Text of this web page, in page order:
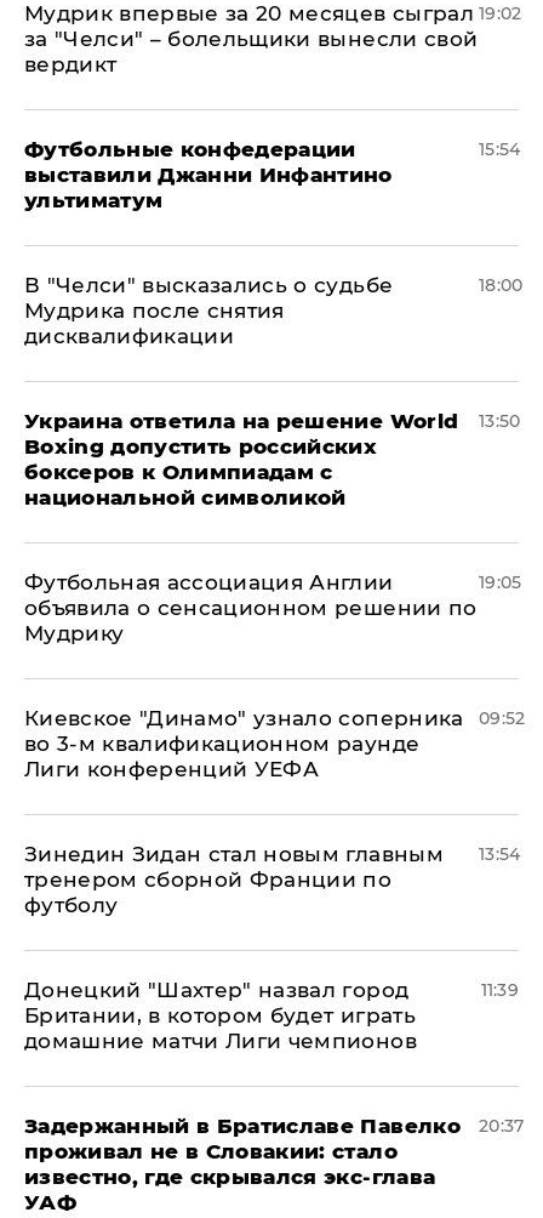
Мудрик впервые за 20 месяцев сыграл
за "Челси" – болельщики вынесли свой
вердикт
19:02
Футбольные конфедерации
выставили Джанни Инфантино
ультиматум
15:54
В "Челси" высказались о судьбе
Мудрика после снятия
дисквалификации
18:00
Украина ответила на решение World
Boxing допустить российских
боксеров к Олимпиадам с
национальной символикой
13:50
Футбольная ассоциация Англии
объявила о сенсационном решении по
Мудрику
19:05
Киевское "Динамо" узнало соперника
во 3-м квалификационном раунде
Лиги конференций УЕФА
09:52
Зинедин Зидан стал новым главным
тренером сборной Франции по
футболу
13:54
Донецкий "Шахтер" назвал город
Британии, в котором будет играть
домашние матчи Лиги чемпионов
11:39
Задержанный в Братиславе Павелко
проживал не в Словакии: стало
известно, где скрывался экс-глава
УАФ
20:37